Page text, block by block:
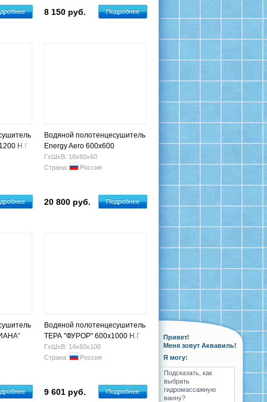
8 150 руб. Подробнее
Н.Г.
Водяной полотенцесушитель
Energy Aero 600x600
ГхШхВ: 18х60х60
Страна:
Россия
20 800 руб. Подробнее
Водяной полотенцесушитель
ТЕРА "ФУРОР" 600х1000 Н.Г
3/4" (2+3+2п)
ГхШхВ: 14х60х100
Страна:
Россия
9 601 руб. Подробнее
Привет!
Меня зовут Аквавиль!
Я могу:
Подсказать, как
выбрать
гидромассажную
ванну?